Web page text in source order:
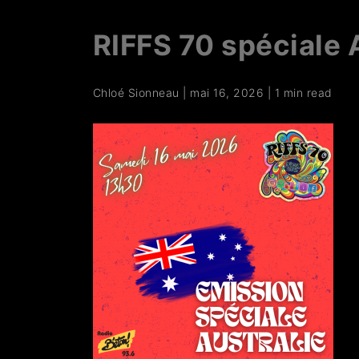
RIFFS 70 spéciale
Chloé Sionneau mai 16, 2026 1 min read